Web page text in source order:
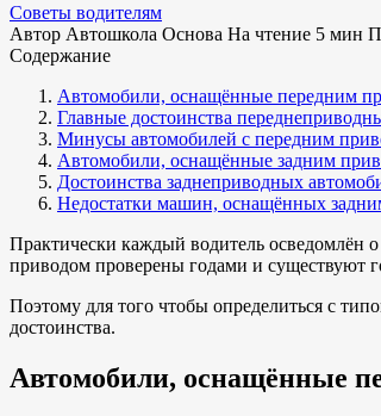
Советы водителям
Автор Автошкола Основа На чтение 5 мин
Содержание
Автомобили, оснащённые передним
Главные достоинства
Минусы автомобилей с передним
Автомобили, оснащённые задним
Достоинства заднеприводных
Недостатки машин, оснащённых
Практически каждый водитель осведомлён
приводом проверены годами и существуют
Поэтому для того чтобы определиться с
достоинства.
Автомобили, оснащённые